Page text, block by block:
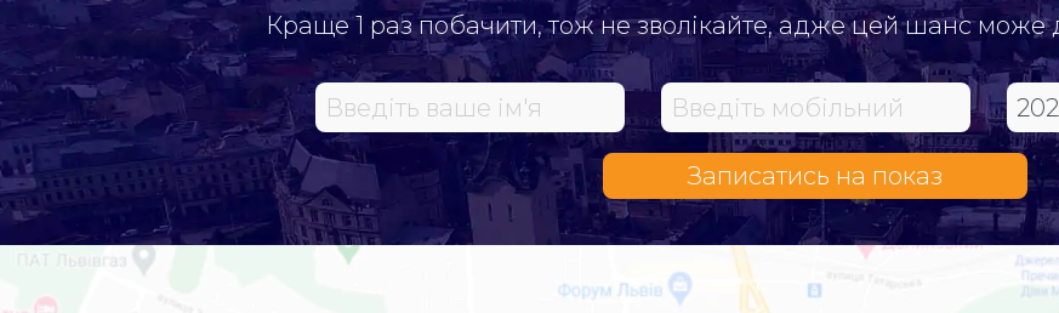
Краще 1 раз побачити, тож не зволікайте, адже цей шанс може
Записатись на показ